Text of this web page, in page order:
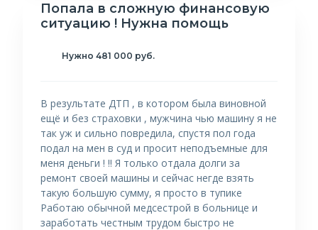
Попала в сложную финансовую
ситуацию ! Нужна помощь
Нужно 481 000 руб.
В результате ДТП , в котором была виновной
ещё и без страховки , мужчина чью машину я не
так уж и сильно повредила, спустя пол года
подал на мен в суд и просит неподъемные для
меня деньги ! !! Я только отдала долги за
ремонт своей машины и сейчас негде взять
такую большую сумму, я просто в тупике
Работаю обычной медсестрой в больнице и
заработать честным трудом быстро не